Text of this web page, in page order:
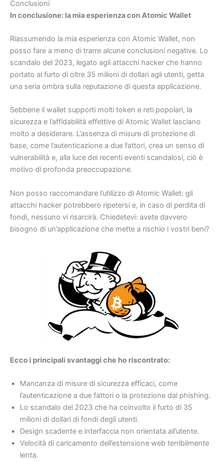
Conclusioni
In conclusione: la mia esperienza con Atomic Wallet
Riassumendo la mia esperienza con Atomic Wallet, non
posso fare a meno di trarre alcune conclusioni negative. Lo
scandalo del 2023, legato agli attacchi hacker che hanno
portato al furto di oltre 35 milioni di dollari agli utenti, getta
una seria ombra sulla reputazione di questa applicazione.
Sebbene il wallet supporti molti token e reti popolari, la
sicurezza e l’affidabilità effettive di Atomic Wallet lasciano
molto a desiderare. L’assenza di misure di protezione di
base, come l’autenticazione a due fattori, crea un senso di
vulnerabilità e, alla luce dei recenti eventi scandalosi, ciò è
motivo di profonda preoccupazione.
Non posso raccomandare l’utilizzo di Atomic Wallet: gli
attacchi hacker potrebbero ripetersi e, in caso di perdita di
fondi, nessuno vi risarcirà. Chiedetevi: avete davvero
bisogno di un’applicazione che mette a rischio i vostri beni?
Ecco i principali svantaggi che ho riscontrato:
Mancanza di misure di sicurezza efficaci, come
l’autenticazione a due fattori o la protezione dal phishing.
Lo scandalo del 2023 che ha coinvolto il furto di 35
milioni di dollari di fondi degli utenti.
Design scadente e interfaccia non orientata all’utente.
Velocità di caricamento dell’estensione web terribilmente
lenta.